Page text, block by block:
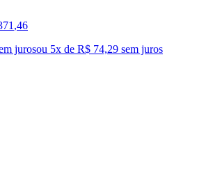
,46
jurosou 5x de R$ 74,29 sem juros